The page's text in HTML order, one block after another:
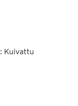
: Kuivattu